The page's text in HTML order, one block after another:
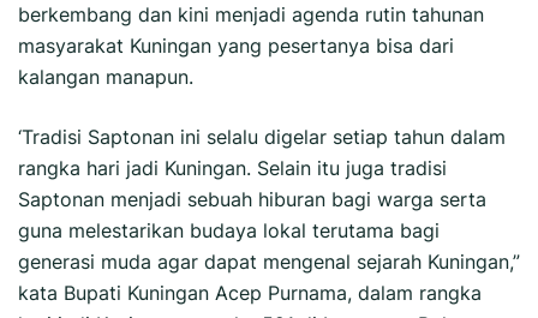
berkembang dan kini menjadi agenda rutin tahunan
masyarakat Kuningan yang pesertanya bisa dari
kalangan manapun.
‘Tradisi Saptonan ini selalu digelar setiap tahun dalam
rangka hari jadi Kuningan. Selain itu juga tradisi
Saptonan menjadi sebuah hiburan bagi warga serta
guna melestarikan budaya lokal terutama bagi
generasi muda agar dapat mengenal sejarah Kuningan,”
kata Bupati Kuningan Acep Purnama, dalam rangka